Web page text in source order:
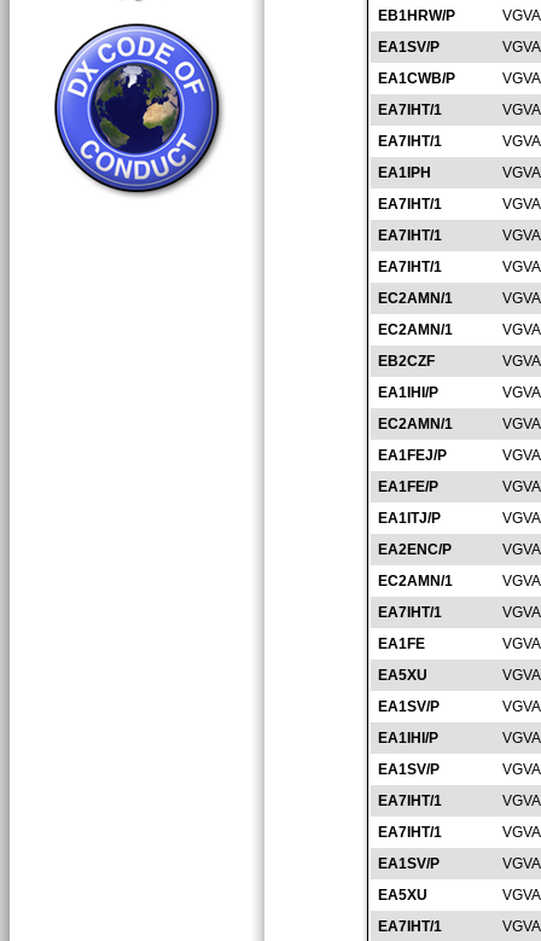
EB1HRW/P
EA1SV/P
EA1CWB/P
EA7IHT/1
EA7IHT/1
EA1IPH
EA7IHT/1
EA7IHT/1
EA7IHT/1
EC2AMN/1
EC2AMN/1
EB2CZF
EA1IHI/P
EC2AMN/1
EA1FEJ/P
EA1FE/P
EA1ITJ/P
EA2ENC/P
EC2AMN/1
EA7IHT/1
EA1FE
EA5XU
EA1SV/P
EA1IHI/P
EA1SV/P
EA7IHT/1
EA7IHT/1
EA1SV/P
EA5XU
EA7IHT/1